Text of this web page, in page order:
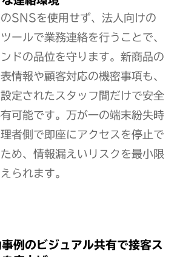
SNSを使用せず、法人向けの
ールで業務連絡を行うことで、
ドの品位を守ります。新商品の
情報や顧客対応の機密事項も、
定されたスタッフ間だけで安全
可能です。万が一の端末紛失時
者側で即座にアクセスを停止で
め、情報漏えいリスクを最小限
られます。
例のビジュアル共有で接客ス